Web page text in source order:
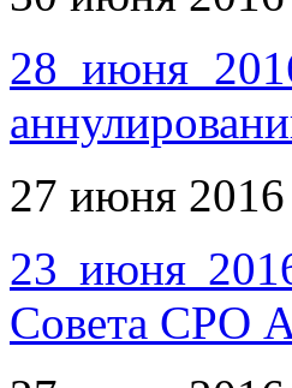
28 июня
27 июня 2016
23 июня 2016
Совета СРО